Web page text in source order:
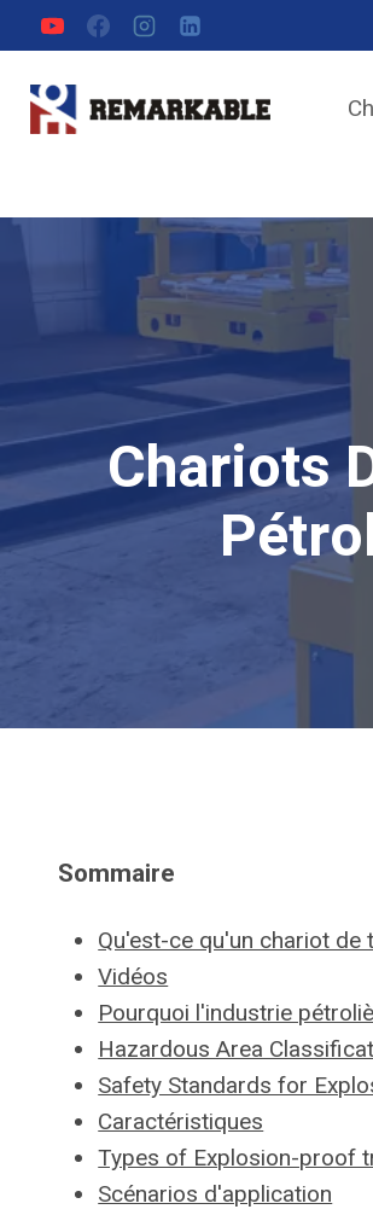
Aller
au
contenu
Chariots
Sommaire
Qu'est-ce qu'un chariot
Vidéos
Pourquoi l'industrie
Hazardous Area
Safety Standards for
Caractéristiques
Types of Explosion-proof
Scénarios d'application